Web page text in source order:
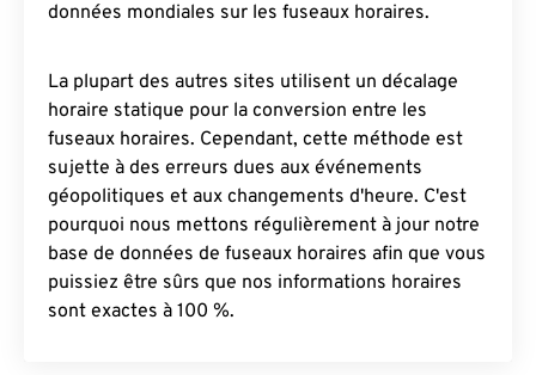
données mondiales sur les fuseaux horaires.
La plupart des autres sites utilisent un décalage
horaire statique pour la conversion entre les
fuseaux horaires. Cependant, cette méthode est
sujette à des erreurs dues aux événements
géopolitiques et aux changements d'heure. C'est
pourquoi nous mettons régulièrement à jour notre
base de données de fuseaux horaires afin que vous
puissiez être sûrs que nos informations horaires
sont exactes à 100 %.